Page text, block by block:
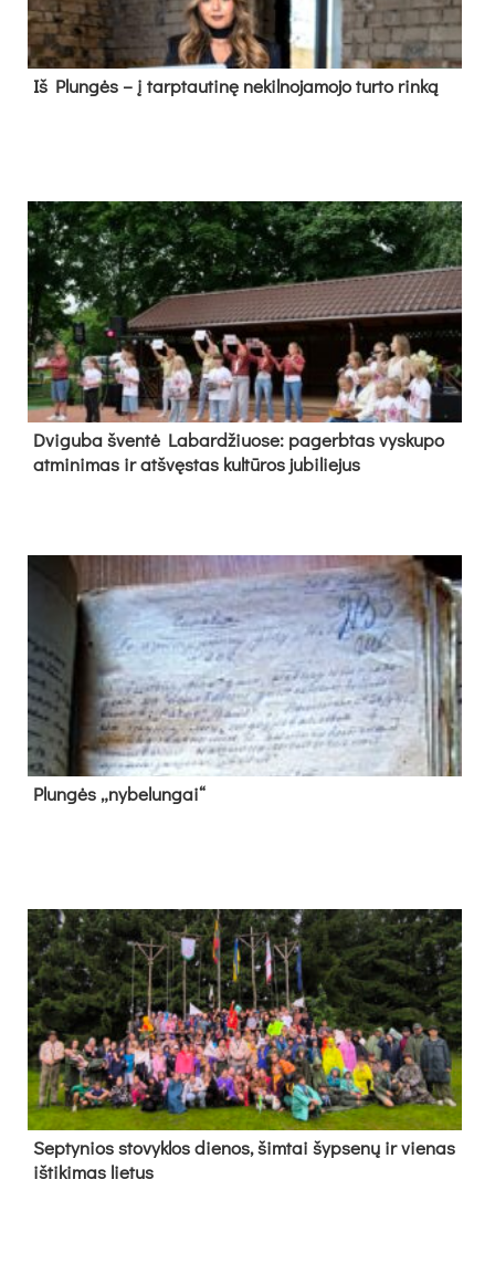
Iš Plungės – į tarptautinę nekilnojamojo turto rinką
Dvi­gu­ba šven­tė La­bar­džiuo­se: pa­gerb­tas vys­ku­po
at­mi­ni­mas ir at­švęs­tas kul­tū­ros ju­bi­lie­jus
Plun­gės „ny­be­lun­gai“
Sep­ty­nios sto­vyk­los die­nos, šim­tai šyp­se­nų ir vie­nas
iš­ti­ki­mas lie­tus